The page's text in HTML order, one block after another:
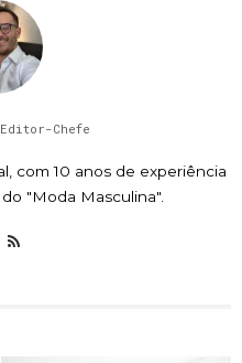
Editor-Chefe
com 10 anos de experiência
"Moda Masculina".